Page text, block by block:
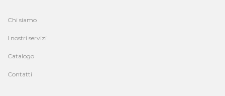
Chi siamo
I nostri servizi
Catalogo
Contatti